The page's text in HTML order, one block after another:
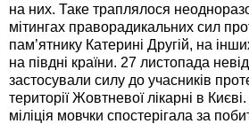
на них. Таке траплялося
мітингах праворадикальних сил
пам’ятнику Катерині Другій, на
на півдні країни. 27 листопада
застосували силу до учасників
території Жовтневої лікарні в
міліція мовчки спостерігала за